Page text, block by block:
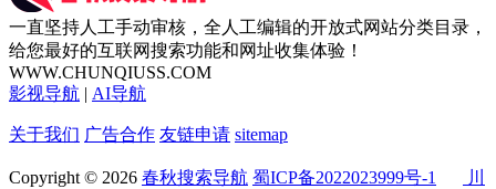
一直坚持人工手动审核，全人工编辑的开放式网站分类目录，
给您最好的互联网搜索功能和网址收集体验！
WWW.CHUNQIUSS.COM
影视导航 | AI导航
关于我们 广告合作 友链申请 sitemap
Copyright © 2026 春秋搜索导航 蜀ICP备2022023999号-1
川